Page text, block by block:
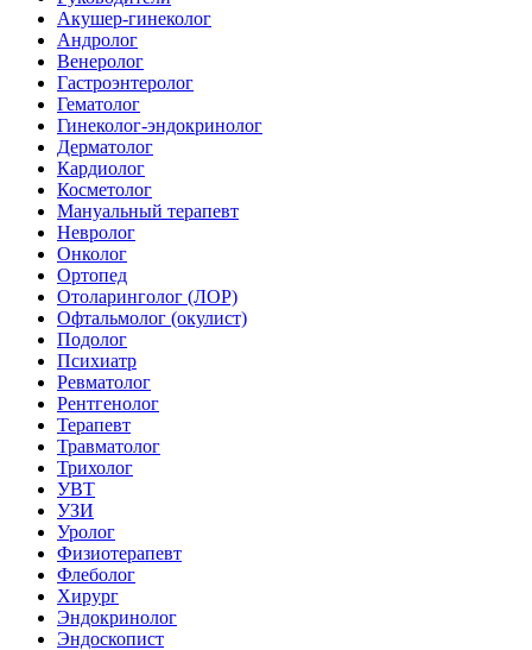
Акушер-гинеколог
Андролог
Венеролог
Гастроэнтеролог
Гематолог
Гинеколог-эндокринолог
Дерматолог
Кардиолог
Косметолог
Мануальный терапевт
Невролог
Онколог
Ортопед
Отоларинголог (ЛОР)
Офтальмолог (окулист)
Подолог
Психиатр
Ревматолог
Рентгенолог
Терапевт
Травматолог
Трихолог
УВТ
УЗИ
Уролог
Физиотерапевт
Флеболог
Хирург
Эндокринолог
Эндоскопист